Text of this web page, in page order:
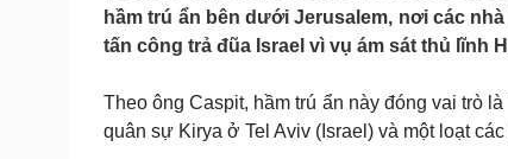
Tư vấn luật
Phân tích
Sức khỏe
Dinh dưỡng - món ngon
Đời sống
Nhà đẹp
hầm trú ẩn bên dưới Jerusalem, nơi các
tấn công trả đũa Israel vì vụ ám sát thủ lĩnh
Theo ông Caspit, hầm trú ẩn này đóng vai trò
quân sự Kirya ở Tel Aviv (Israel) và một loạt